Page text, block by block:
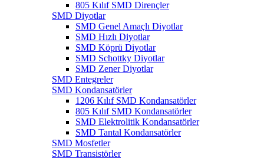
805 Kılıf SMD Dirençler
SMD Diyotlar
SMD Genel Amaçlı Diyotlar
SMD Hızlı Diyotlar
SMD Köprü Diyotlar
SMD Schottky Diyotlar
SMD Zener Diyotlar
SMD Entegreler
SMD Kondansatörler
1206 Kılıf SMD Kondansatörler
805 Kılıf SMD Kondansatörler
SMD Elektrolitik Kondansatörler
SMD Tantal Kondansatörler
SMD Mosfetler
SMD Transistörler